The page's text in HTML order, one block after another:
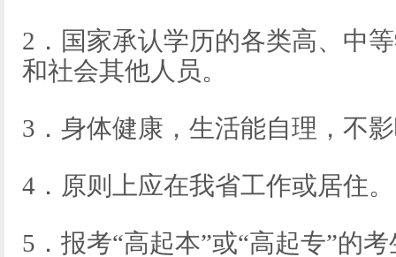
2．国家承认学历的各类高、中
和社会其他人员。
3．身体健康，生活能自理，不
4．原则上应在我省工作或居住。
5．报考“高起本”或“高起专”的